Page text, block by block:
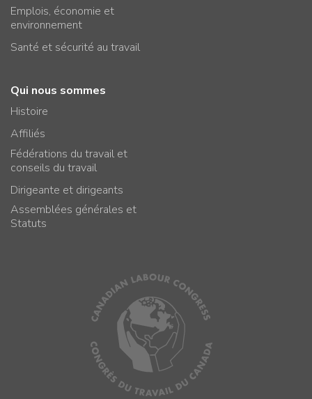
Emplois, économie et
environnement
Santé et sécurité au travail
Qui nous sommes
Histoire
Affiliés
Fédérations du travail et
conseils du travail
Dirigeante et dirigeants
Assemblées générales et
Statuts